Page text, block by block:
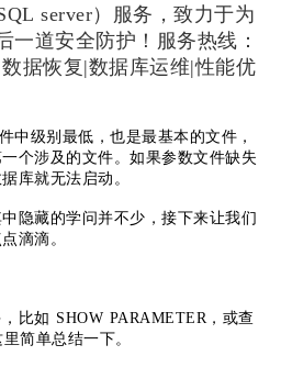
server）服务，致力于为
一道安全防护！ 服务热线：
数据恢复|数据库运维|性能优
中级别最低，也是最基本的文件，
个涉及的文件。如果参数文件缺失
库就无法启动。
隐藏的学问并不少，接下来让我们
滴滴。
比如 SHOW PARAMETER，或查
简单总结一下。